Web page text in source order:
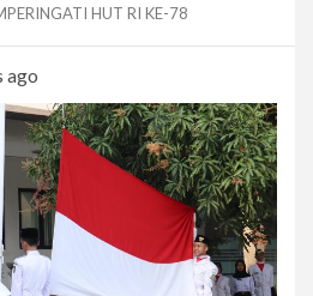
HUT RI KE-78
ago